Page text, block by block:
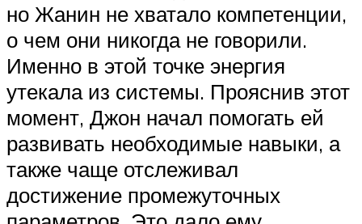
но Жанин не хватало компетенции,
о чем они никогда не говорили.
Именно в этой точке энергия
утекала из системы. Прояснив этот
момент, Джон начал помогать ей
развивать необходимые навыки, а
также чаще отслеживал
достижение промежуточных